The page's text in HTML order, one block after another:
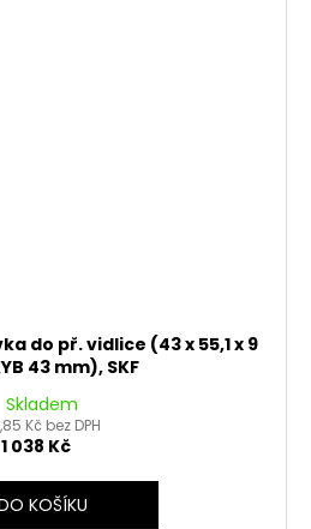
do př. vidlice (43 x 55,1 x 9
43 mm), SKF
Skladem
Kč bez DPH
1 038 Kč
KOŠÍKU